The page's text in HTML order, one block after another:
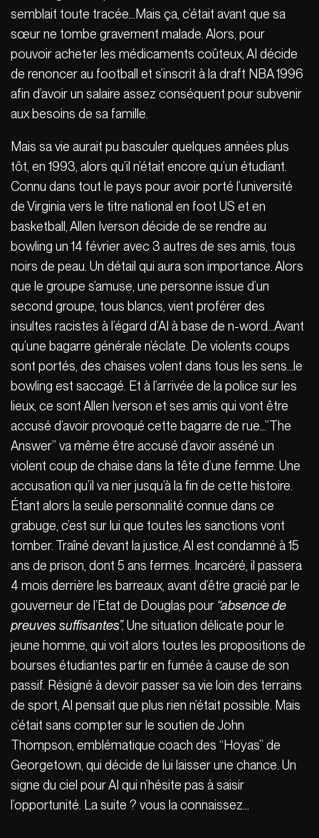
semblait toute tracée…Mais ça, c’était avant que sa
sœur ne tombe gravement malade. Alors, pour
pouvoir acheter les médicaments coûteux, AI décide
de renoncer au football et s’inscrit à la draft NBA 1996
afin d’avoir un salaire assez conséquent pour subvenir
aux besoins de sa famille.
Mais sa vie aurait pu basculer quelques années plus
tôt, en 1993, alors qu’il n’était encore qu’un étudiant.
Connu dans tout le pays pour avoir porté l’université
de Virginia vers le titre national en foot US et en
basketball, Allen Iverson décide de se rendre au
bowling un 14 février avec 3 autres de ses amis, tous
noirs de peau. Un détail qui aura son importance. Alors
que le groupe s’amuse, une personne issue d’un
second groupe, tous blancs, vient proférer des
insultes racistes à l’égard d’AI à base de n-word…Avant
qu’une bagarre générale n’éclate. De violents coups
sont portés, des chaises volent dans tous les sens…le
bowling est saccagé. Et à l’arrivée de la police sur les
lieux, ce sont Allen Iverson et ses amis qui vont être
accusé d’avoir provoqué cette bagarre de rue…”The
Answer” va même être accusé d’avoir asséné un
violent coup de chaise dans la tête d’une femme. Une
accusation qu’il va nier jusqu’à la fin de cette histoire.
Étant alors la seule personnalité connue dans ce
grabuge, c’est sur lui que toutes les sanctions vont
tomber. Traîné devant la justice, AI est condamné à 15
ans de prison, dont 5 ans fermes. Incarcéré, il passera
4 mois derrière les barreaux, avant d’être gracié par le
gouverneur de l’Etat de Douglas pour “absence de
preuves suffisantes”.Une situation délicate pour le
jeune homme, qui voit alors toutes les propositions de
bourses étudiantes partir en fumée à cause de son
passif. Résigné à devoir passer sa vie loin des terrains
de sport, AI pensait que plus rien n’était possible. Mais
c’était sans compter sur le soutien de John
Thompson, emblématique coach des “Hoyas” de
Georgetown, qui décide de lui laisser une chance. Un
signe du ciel pour AI qui n’hésite pas à saisir
l’opportunité. La suite ? vous la connaissez…